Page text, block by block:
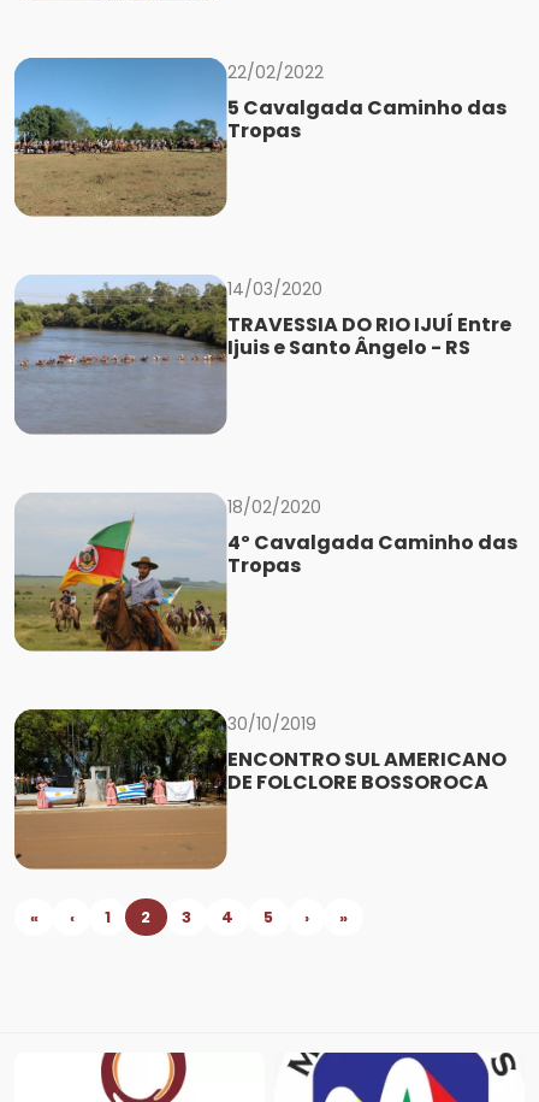
22/02/2022
5 Cavalgada Caminho das
Tropas
14/03/2020
TRAVESSIA DO RIO IJUÍ Entre
Ijuis e Santo Ângelo - RS
18/02/2020
4º Cavalgada Caminho das
Tropas
30/10/2019
ENCONTRO SUL AMERICANO
DE FOLCLORE BOSSOROCA
« ‹ 1 2 3 4 5 › »